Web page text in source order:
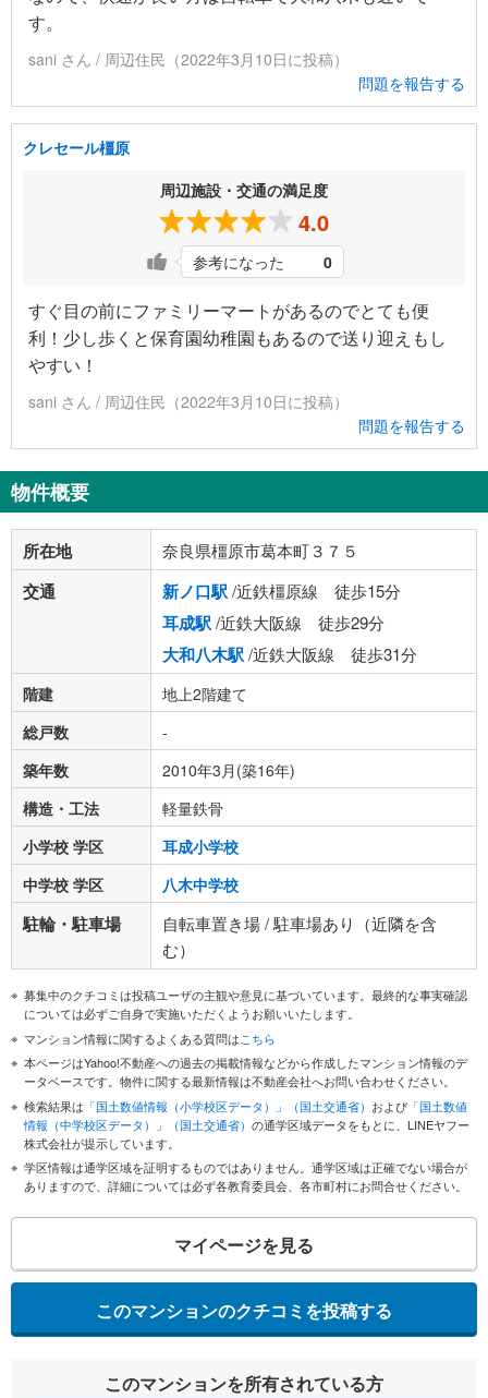
す。
sani さん / 周辺住民（2022年3月10日に投稿）
問題を報告する
クレセール橿原
周辺施設・交通の満足度
4.0
参考になった 0
すぐ目の前にファミリーマートがあるのでとても便
利！少し歩くと保育園幼稚園もあるので送り迎えもし
やすい！
sani さん / 周辺住民（2022年3月10日に投稿）
問題を報告する
物件概要
所在地 奈良県橿原市葛本町３７５
交通 新ノ口駅/近鉄橿原線 徒歩15分
耳成駅/近鉄大阪線 徒歩29分
大和八木駅/近鉄大阪線 徒歩31分
階建
地上2階建て
総戸数
-
築年数
2010年3月(築16年)
構造・工法
軽量鉄骨
小学校 学区
耳成小学校
中学校 学区
八木中学校
駐輪・駐車場
自転車置き場 / 駐車場あり（近隣を含
む）
募集中のクチコミは投稿ユーザの主観や意見に基づいています。最終的な事実確認
については必ずご自身で実施いただくようお願いいたします。
マンション情報に関するよくある質問はこちら
本ページはYahoo!不動産への過去の掲載情報などから作成したマンション情報のデ
ータベースです。物件に関する最新情報は不動産会社へお問い合わせください。
検索結果は 「国土数値情報（小学校区データ）」（国土交通省） および 「国土数値
情報（中学校区データ）」（国土交通省） の通学区域データをもとに、LINEヤフー
株式会社が提示しています。
学区情報は通学区域を証明するものではありません。通学区域は正確でない場合が
ありますので、詳細については必ず各教育委員会、各市町村にお問合せください。
マイページを見る
このマンションのクチコミを投稿する
このマンションを所有されている方